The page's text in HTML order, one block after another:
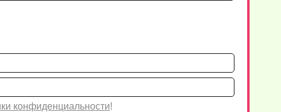
Имя*
Email
конфиденциальности!